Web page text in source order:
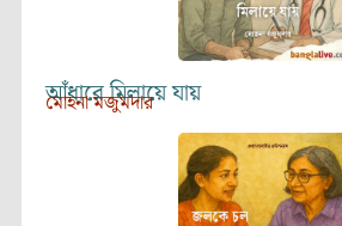
আঁধারে মিলায়ে যায়
মোহনা মজুমদার